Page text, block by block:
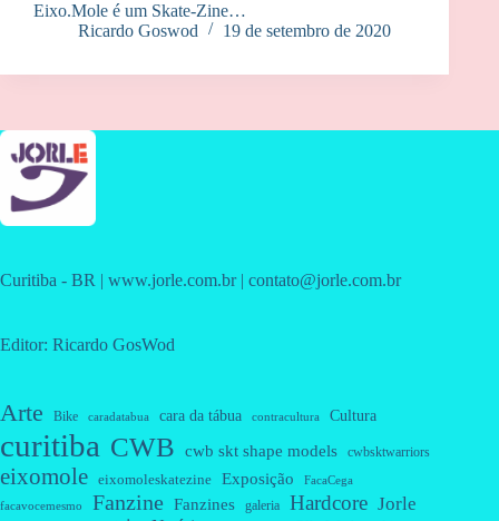
Eixo.Mole é um Skate-Zine…
Ricardo Goswod
19 de setembro de 2020
Curitiba - BR | www.jorle.com.br | contato@jorle.com.br
Editor: Ricardo GosWod
Arte Bike caradatabua cara da tábua contracultura Cultura
curitiba CWB cwb skt shape models cwbsktwarriors
eixomole eixomoleskatezine Exposição FacaCega
facavocemesmo Fanzine Fanzines galeria Hardcore Jorle